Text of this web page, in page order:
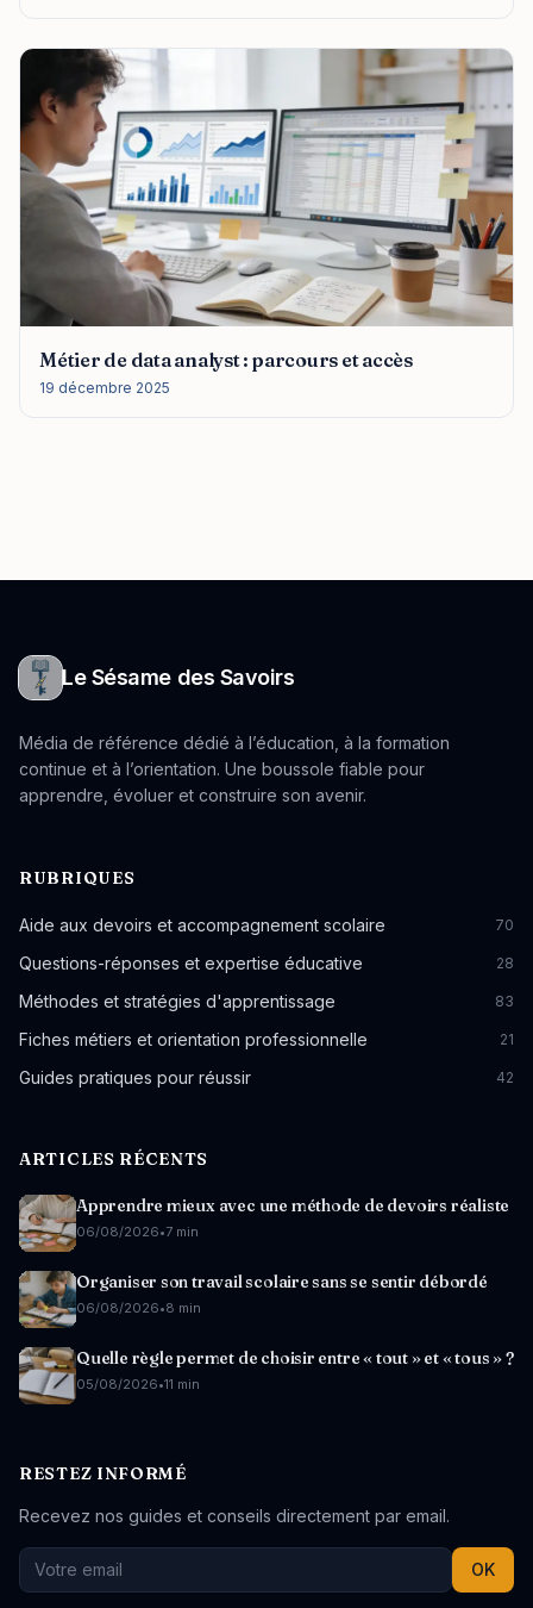
Métier de data analyst : parcours et accès
19 décembre 2025
Le Sésame des Savoirs
Média de référence dédié à l’éducation, à la formation
continue et à l’orientation. Une boussole fiable pour
apprendre, évoluer et construire son avenir.
RUBRIQUES
Aide aux devoirs et accompagnement scolaire 70
Questions-réponses et expertise éducative 28
Méthodes et stratégies d'apprentissage 83
Fiches métiers et orientation professionnelle 21
Guides pratiques pour réussir 42
ARTICLES RÉCENTS
Apprendre mieux avec une méthode de devoirs réaliste
06/08/2026•7 min
Organiser son travail scolaire sans se sentir débordé
06/08/2026•8 min
Quelle règle permet de choisir entre « tout » et « tous » ?
05/08/2026•11 min
RESTEZ INFORMÉ
Recevez nos guides et conseils directement par email.
OK